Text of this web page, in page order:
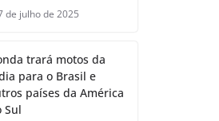
de julho de 2025
trará motos da
para o Brasil e
países da América
Sul